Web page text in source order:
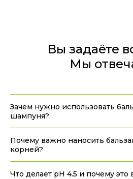
Вы задаёте
Мы
Зачем нужно использовать
шампуня?
Почему важно наносить
корней?
Что делает pH 4.5 и почему это